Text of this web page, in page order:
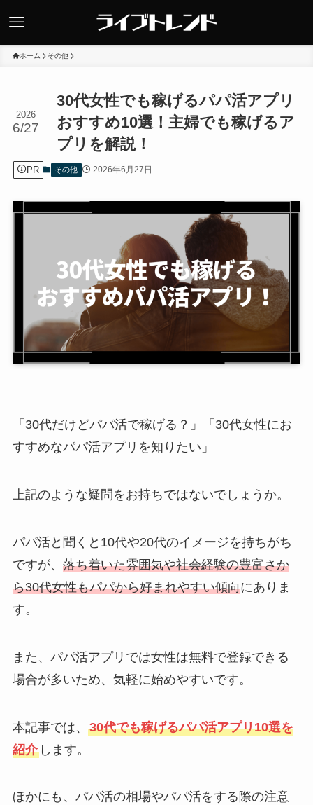
ホーム その他
30代女性でも稼げるパパ活アプリ
おすすめ10選！主婦でも稼げるア
プリを解説！
2026
6/27
PR その他 2026年6月27日
「30代だけどパパ活で稼げる？」「30代女性にお
すすめなパパ活アプリを知りたい」
上記のような疑問をお持ちではないでしょうか。
パパ活と聞くと10代や20代のイメージを持ちがち
ですが、 落ち着いた雰囲気や社会経験の豊富さか
ら30代女性もパパから好まれやすい傾向にありま
す。
また、パパ活アプリでは女性は無料で登録できる
場合が多いため、気軽に始めやすいです。
本記事では、 30代でも稼げるパパ活アプリ10選を
紹介します。
ほかにも、パパ活の相場やパパ活をする際の注意